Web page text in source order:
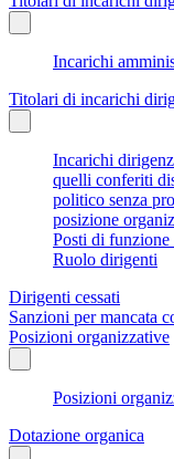
Incarichi
Titolari di incarichi
Incarichi
quelli conferiti
politico senza
posizione
Posti di
Ruolo dirigenti
Dirigenti cessati
Sanzioni per mancata
Posizioni organizzative
Posizioni
Dotazione organica